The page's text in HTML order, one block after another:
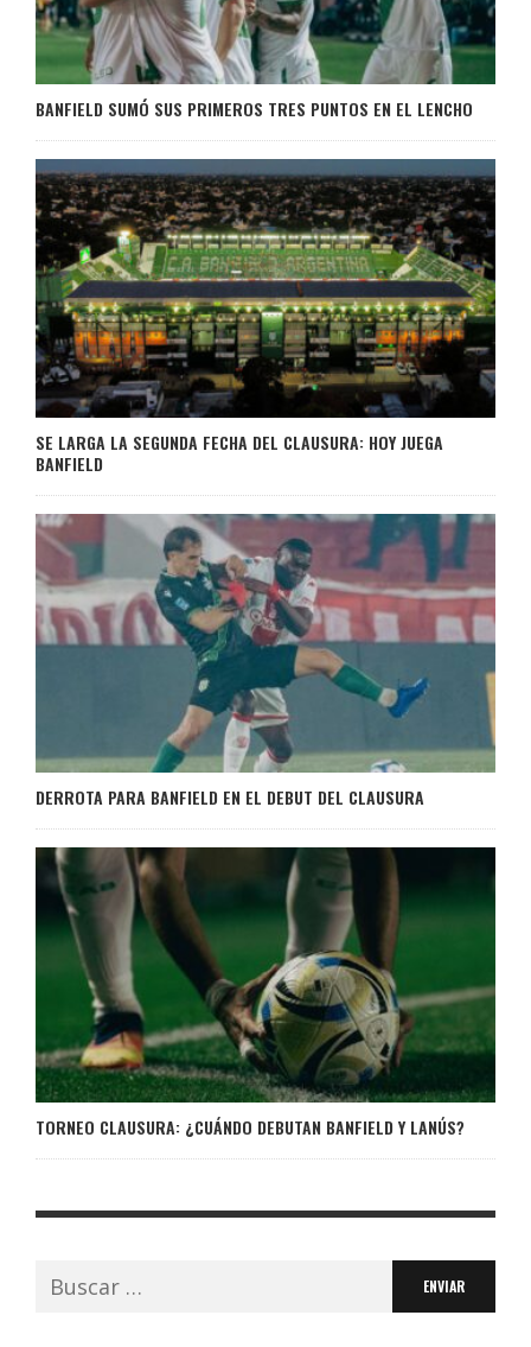
BANFIELD SUMÓ SUS PRIMEROS TRES PUNTOS EN EL LENCHO
SE LARGA LA SEGUNDA FECHA DEL CLAUSURA: HOY JUEGA
BANFIELD
DERROTA PARA BANFIELD EN EL DEBUT DEL CLAUSURA
TORNEO CLAUSURA: ¿CUÁNDO DEBUTAN BANFIELD Y LANÚS?
Buscar: